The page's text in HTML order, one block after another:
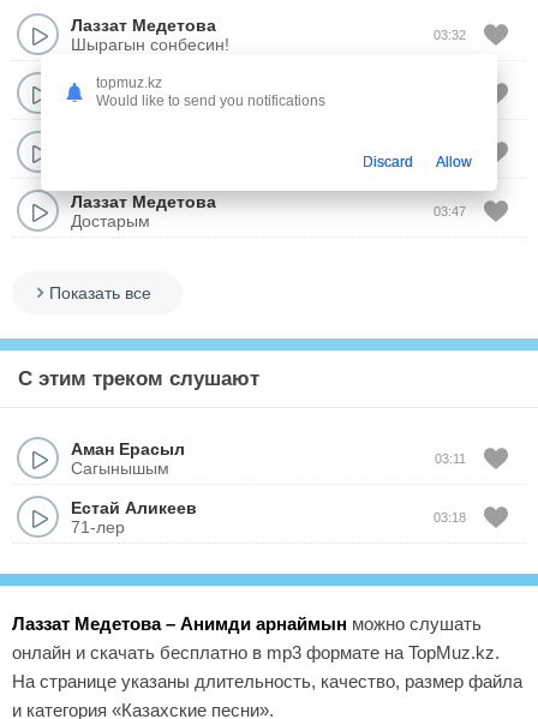
Лаззат Медетова
Шырагын сонбесин!
03:32
Лаззат Медетова
Аманат
Лаззат Медетова
Достарым
03:47
Показать все
С этим треком слушают
Аман Ерасыл
Сагынышым
03:11
Естай Аликеев
71-лер
03:18
Лаззат Медетова – Анимди арнаймын можно слушать
онлайн и скачать бесплатно в mp3 формате на TopMuz.kz.
На странице указаны длительность, качество, размер файла
и категория «Казахские песни».
topmuz.kz
Would like to send you notifications
Discard Allow